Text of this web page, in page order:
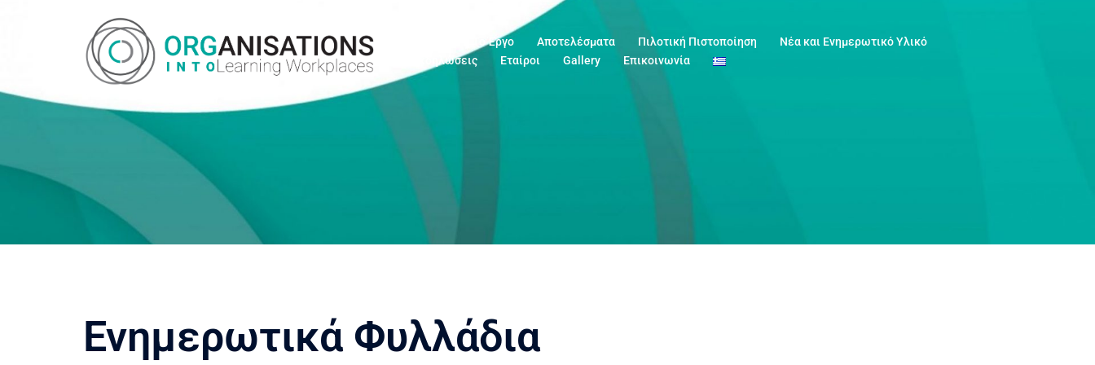
Το Έργο Αποτελέσματα Πιλοτική Πιστοποίηση
Νέα και Ενημερωτικό Υλικό
Εκδηλώσεις
Εταίροι Gallery Επικοινωνία
Ενημερωτικά Φυλλάδια